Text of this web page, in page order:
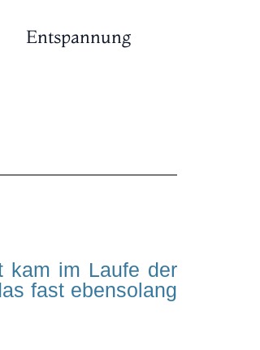
Entspannung
kam im Laufe der
fast ebensolang